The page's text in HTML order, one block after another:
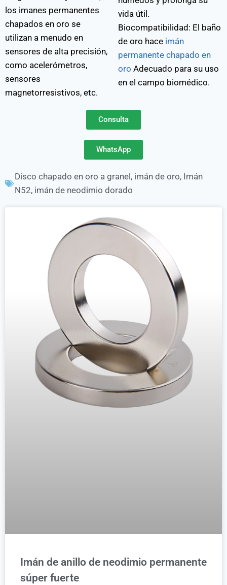
los imanes permanentes
chapados en oro se
utilizan a menudo en
sensores de alta precisión,
como acelerómetros,
sensores
magnetorresistivos, etc.
vida útil.
Biocompatibilidad: El baño
de oro hace imán
permanente chapado en
oro Adecuado para su uso
en el campo biomédico.
Consulta
WhatsApp
Disco chapado en oro a granel , imán de oro, Imán
N52, imán de neodimio dorado
Imán de anillo de neodimio permanente
súper fuerte